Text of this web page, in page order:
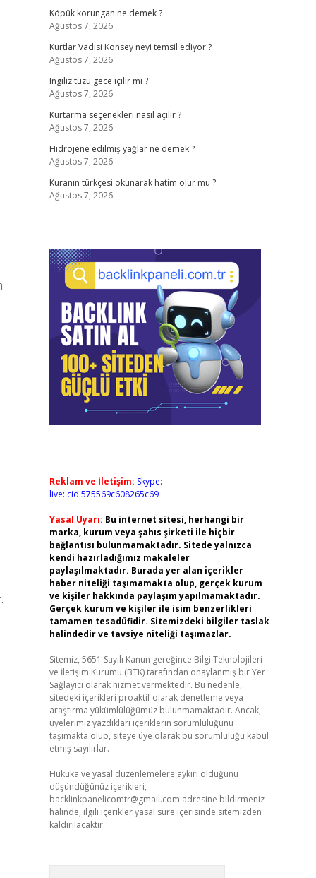
Köpük korungan ne demek ?
Ağustos 7, 2026
Kurtlar Vadisi Konsey neyi temsil ediyor ?
Ağustos 7, 2026
Ingiliz tuzu gece içilir mi ?
Ağustos 7, 2026
Kurtarma seçenekleri nasıl açılır ?
Ağustos 7, 2026
Hidrojene edilmiş yağlar ne demek ?
Ağustos 7, 2026
Kuranın türkçesi okunarak hatim olur mu ?
Ağustos 7, 2026
Reklam ve İletişim: Skype:
live:.cid.575569c608265c69
Yasal Uyarı: Bu internet sitesi, herhangi bir
marka, kurum veya şahıs şirketi ile hiçbir
bağlantısı bulunmamaktadır. Sitede yalnızca
kendi hazırladığımız makaleler
paylaşılmaktadır. Burada yer alan içerikler
haber niteliği taşımamakta olup, gerçek kurum
ve kişiler hakkında paylaşım yapılmamaktadır.
Gerçek kurum ve kişiler ile isim benzerlikleri
tamamen tesadüfidir. Sitemizdeki bilgiler taslak
halindedir ve tavsiye niteliği taşımazlar.
Sitemiz, 5651 Sayılı Kanun gereğince Bilgi Teknolojileri
ve İletişim Kurumu (BTK) tarafından onaylanmış bir Yer
Sağlayıcı olarak hizmet vermektedir. Bu nedenle,
sitedeki içerikleri proaktif olarak denetleme veya
araştırma yükümlülüğümüz bulunmamaktadır. Ancak,
üyelerimiz yazdıkları içeriklerin sorumluluğunu
taşımakta olup, siteye üye olarak bu sorumluluğu kabul
etmiş sayılırlar.
Hukuka ve yasal düzenlemelere aykırı olduğunu
düşündüğünüz içerikleri,
backlinkpanelicomtr@gmail.com adresine bildirmeniz
halinde, ilgili içerikler yasal süre içerisinde sitemizden
kaldırılacaktır.